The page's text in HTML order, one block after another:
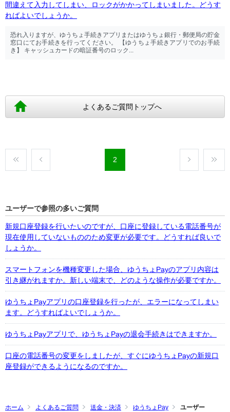
間違えて入力してしまい、ロックがかかってしまいました。どうす
ればよいでしょうか。
恐れ入りますが、ゆうちょ手続きアプリまたはゆうちょ銀行・郵便局の貯金
窓口にてお手続きを行ってください。 【ゆうちょ手続きアプリでのお手続
き】 キャッシュカードの暗証番号のロック...
よくあるご質問トップへ
2
ユーザーで参照の多いご質問
新規口座登録を行いたいのですが、口座に登録している電話番号が
現在使用していないもののため変更が必要です。どうすれば良いで
しょうか。
スマートフォンを機種変更した場合、ゆうちょPayのアプリ内容は
引き継がれますか。新しい端末で、どのような操作が必要ですか。
ゆうちょPayアプリの口座登録を行ったが、エラーになってしまい
ます。どうすればよいでしょうか。
ゆうちょPayアプリで、ゆうちょPayの退会手続きはできますか。
口座の電話番号の変更をしましたが、すぐにゆうちょPayの新規口
座登録ができるようになるのですか。
ホーム よくあるご質問 送金・決済 ゆうちょPay ユーザー